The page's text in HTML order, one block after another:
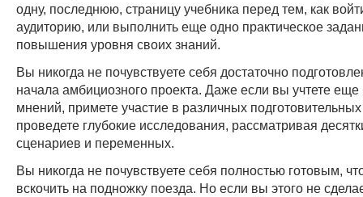
одну, последнюю, страницу учебника перед тем, как
аудиторию, или выполнить еще одно практическое
повышения уровня своих знаний.
Вы никогда не почувствуете себя достаточно
начала амбициозного проекта. Даже если вы учтете
мнений, примете участие в различных
проведете глубокие исследования, рассматривая
сценариев и переменных.
Вы никогда не почувствуете себя полностью готовым,
вскочить на подножку поезда. Но если вы этого не